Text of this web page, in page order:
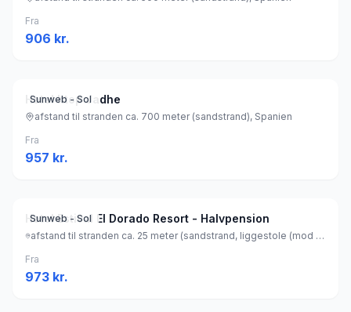
Fra
906 kr.
Sunweb - Sol
Hotel htop Jadhe
afstand til stranden ca. 700 meter (sandstrand), Spanien
Fra
957 kr.
Sunweb - Sol
Hotel Estival El Dorado Resort - Halvpension
afstand til stranden ca. 25 meter (sandstrand, liggestole (mod betaling) , parasol (mod betaling) ), Spanien
Fra
973 kr.